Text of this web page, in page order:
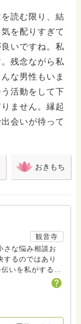
読む限り、結
を配りすぎて
いですね。私
残念ながら私
な男性もいま
活動をして下
ません。縁起
会いが待って
おきもち
観音寺
さな悩み相談お
るのではあり
いを私がするの
尊敬する人は一